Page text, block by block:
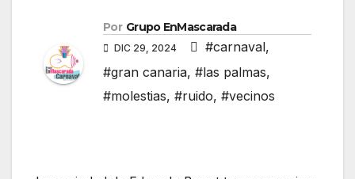
Por Grupo EnMascarada
DIC 29, 2024 #carnaval,
#gran canaria, #las palmas,
#molestias, #ruido, #vecinos